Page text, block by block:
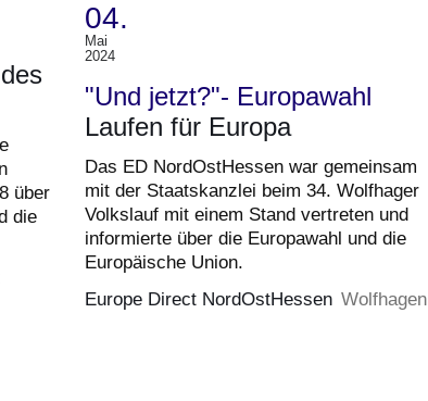
über
die
04.
Mai
2024
(Termin:
Mai
2024)
"Und jetzt?"- Europawahl
Laufen für Europa
Das ED NordOstHessen war gemeinsam
mit der Staatskanzlei beim 34. Wolfhager
Volkslauf mit einem Stand vertreten und
informierte über die Europawahl und die
Europäische Union.
Europe Direct NordOstHessen Wolfhagen